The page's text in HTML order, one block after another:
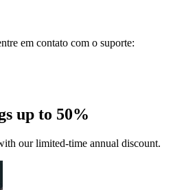
em contato com o suporte:
up to 50%
our limited-time annual discount.